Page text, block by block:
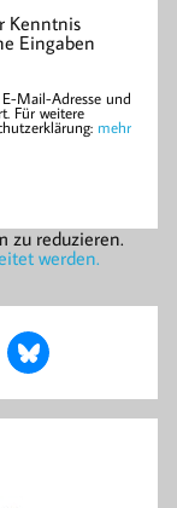
Kenntnis
Eingaben
Mail-Adresse und
Für weitere
mehr
zu reduzieren.
werden.